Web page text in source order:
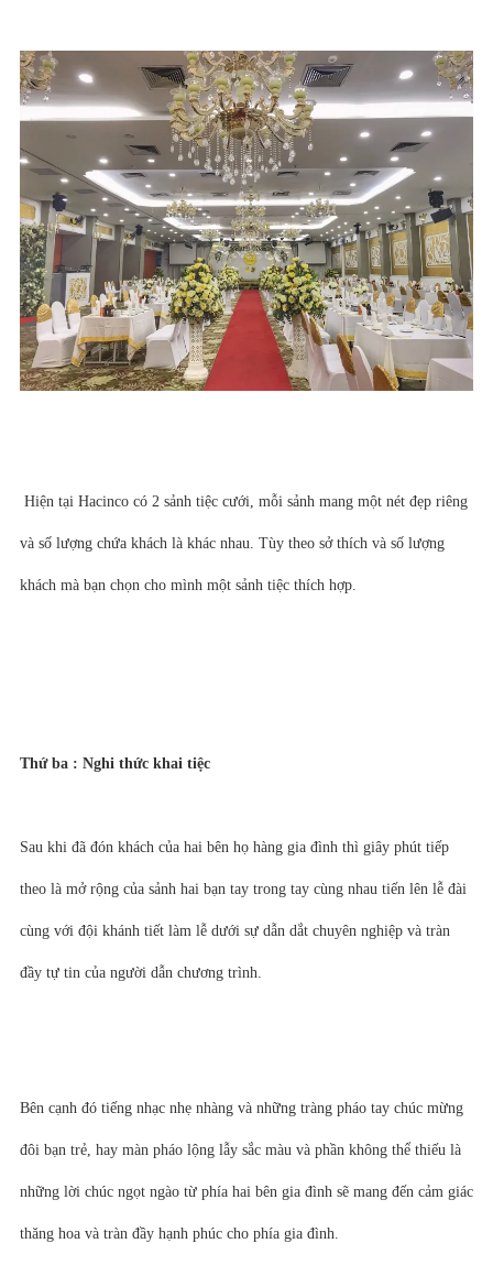
Hiện tại Hacinco có 2 sảnh tiệc cưới, mỗi sảnh mang một nét đẹp riêng
và số lượng chứa khách là khác nhau. Tùy theo sở thích và số lượng
khách mà bạn chọn cho mình một sảnh tiệc thích hợp.
Thứ ba : Nghi thức khai tiệc
Sau khi đã đón khách của hai bên họ hàng gia đình thì giây phút tiếp
theo là mở rộng của sảnh hai bạn tay trong tay cùng nhau tiến lên lễ đài
cùng với đội khánh tiết làm lễ dưới sự dẫn dắt chuyên nghiệp và tràn
đầy tự tin của người dẫn chương trình.
Bên cạnh đó tiếng nhạc nhẹ nhàng và những tràng pháo tay chúc mừng
đôi bạn trẻ, hay màn pháo lộng lẫy sắc màu và phần không thể thiếu là
những lời chúc ngọt ngào từ phía hai bên gia đình sẽ mang đến cảm giác
thăng hoa và tràn đầy hạnh phúc cho phía gia đình.